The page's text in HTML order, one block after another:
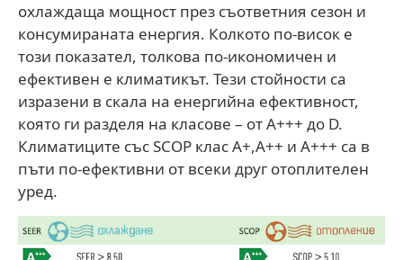
охлаждаща мощност през съответния сезон и
консумираната енергия. Колкото по-висок е
този показател, толкова по-икономичен и
ефективен е климатикът. Тези стойности са
изразени в скала на енергийна ефективност,
която ги разделя на класове – от А+++ до D.
Климатиците със SCOP клас А+,А++ и А+++ са в
пъти по-ефективни от всеки друг отоплителен
уред.